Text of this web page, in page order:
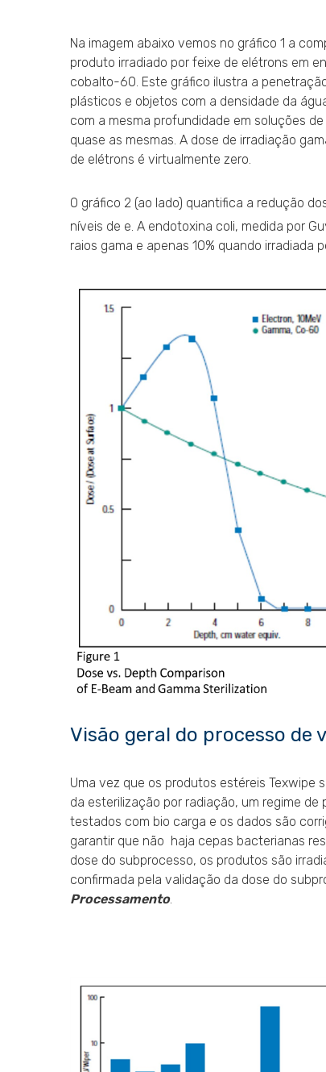
Na imagem abaixo vemos no gráfico 1 a
produto irradiado por feixe de elétrons em
cobalto-60. Este gráfico ilustra a
plásticos e objetos com a densidade da
com a mesma profundidade em soluções
quase as mesmas. A dose de irradiação
de elétrons é virtualmente zero.
O gráfico 2 (ao lado) quantifica a redução
níveis de e. A endotoxina coli, medida por
raios gama e apenas 10% quando irradiada
Visão geral do processo de
Uma vez que os produtos estéreis Texwipe
da esterilização por radiação, um regime de
testados com bio carga e os dados são
garantir que não haja cepas bacterianas
dose do subprocesso, os produtos são
confirmada pela validação da dose do
Processamento.